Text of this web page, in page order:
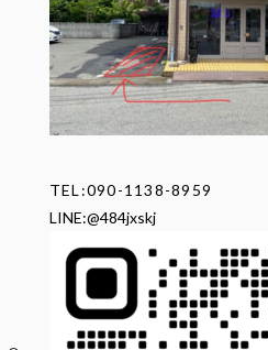
TEL:090-1138-8959
LINE:@484jxskj